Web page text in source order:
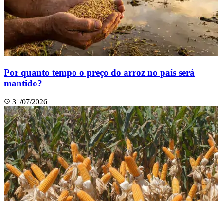
Por quanto tempo o preço do arroz no país será
mantido?
31/07/2026